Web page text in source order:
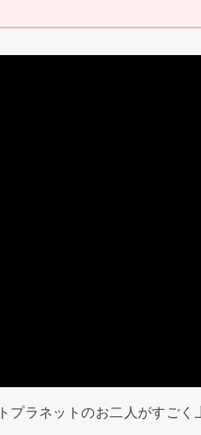
ラネットのお二人がすごく